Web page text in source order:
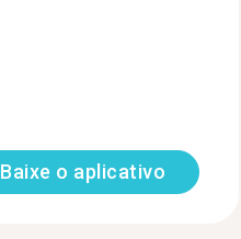
Baixe o aplicativo